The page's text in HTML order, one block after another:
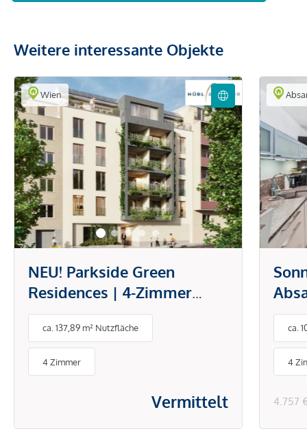
Weitere interessante Objekte
Wien
NEU! Parkside Green
Residences | 4-Zimmer
Wohnung mit Loggia und
direktem Blick in den Park
ca. 137,89 m² Nutzfläche
4 Zimmer
Vermittelt
in
ca.
4
4.757